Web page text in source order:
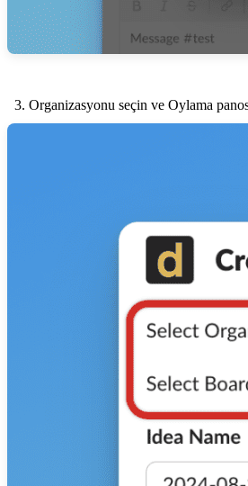
Organizasyonu seçin ve Oylama